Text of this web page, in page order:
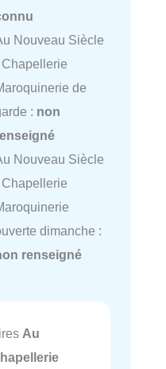
Nouveau Siècle
de
: non
Nouveau Siècle
dimanche :
renseigné
Au